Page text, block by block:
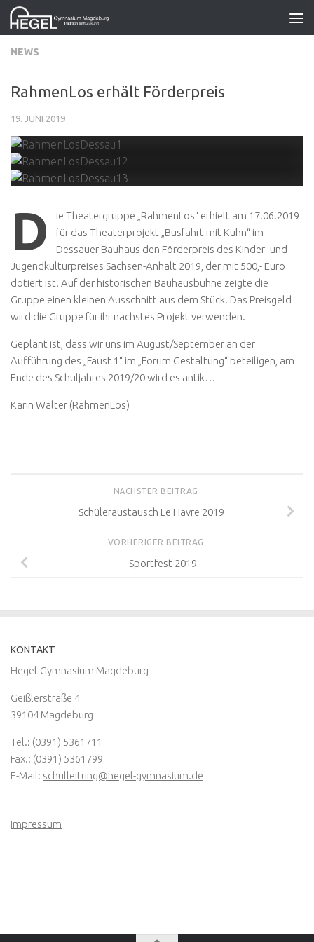
Zum Inhalt springen
NEWS
RahmenLos erhält Förderpreis
19. JUNI 2019
D
ie Theatergruppe „RahmenLos“ erhielt am 17.06.2019
für das Theaterprojekt „Busfahrt mit Kuhn“ im
Dessauer Bauhaus den Förderpreis des Kinder- und
Jugendkulturpreises Sachsen-Anhalt 2019, der mit 500,- Euro
dotiert ist. Auf der historischen Bauhausbühne zeigte die
Gruppe einen kleinen Ausschnitt aus dem Stück. Das Preisgeld
wird die Gruppe für ihr nächstes Projekt verwenden.
Geplant ist, dass wir uns im August/September an der
Aufführung des „Faust 1“ im „Forum Gestaltung“ beteiligen, am
Ende des Schuljahres 2019/20 wird es antik…
Karin Walter (RahmenLos)
NÄCHSTER BEITRAG
Schüleraustausch Le Havre 2019
VORHERIGER BEITRAG
Sportfest 2019
KONTAKT
Hegel-Gymnasium Magdeburg
Geißlerstraße 4
39104 Magdeburg
Tel.: (0391) 5361711
Fax.: (0391) 5361799
E-Mail: schulleitung@hegel-gymnasium.de
Impressum